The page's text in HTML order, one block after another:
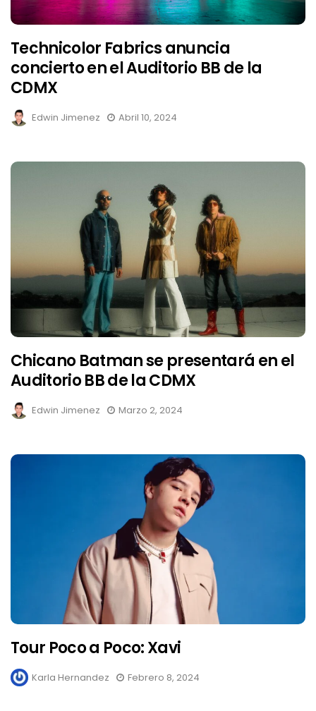
Technicolor Fabrics anuncia
concierto en el Auditorio BB de la
CDMX
Edwin Jimenez Abril 10, 2024
Chicano Batman se presentará en el
Auditorio BB de la CDMX
Edwin Jimenez Marzo 2, 2024
Tour Poco a Poco: Xavi
Karla Hernandez Febrero 8, 2024